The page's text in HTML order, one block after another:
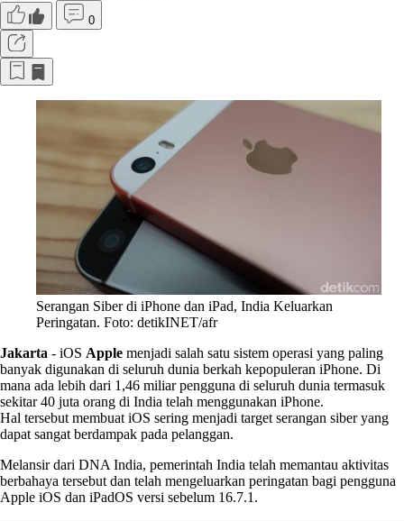
0
Serangan Siber di iPhone dan iPad, India Keluarkan
Peringatan. Foto: detikINET/afr
Jakarta - iOS Apple menjadi salah satu sistem operasi yang paling
banyak digunakan di seluruh dunia berkah kepopuleran iPhone. Di
mana ada lebih dari 1,46 miliar pengguna di seluruh dunia termasuk
sekitar 40 juta orang di India telah menggunakan iPhone.
Hal tersebut membuat iOS sering menjadi target serangan siber yang
dapat sangat berdampak pada pelanggan.
Melansir dari DNA India, pemerintah India telah memantau aktivitas
berbahaya tersebut dan telah mengeluarkan peringatan bagi pengguna
Apple iOS dan iPadOS versi sebelum 16.7.1.